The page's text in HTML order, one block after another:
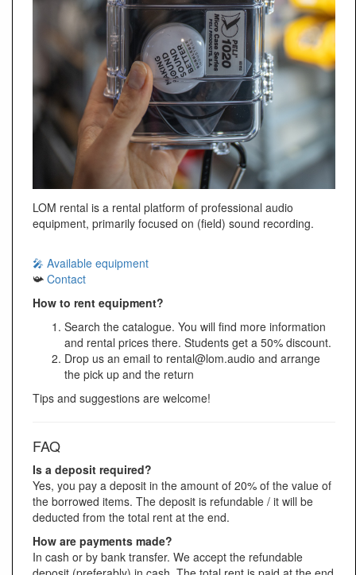
LOM rental is a rental platform of professional audio
equipment, primarily focused on (field) sound recording.
🎤 Available equipment
📯 Contact
How to rent equipment?
Search the catalogue. You will find more information
and rental prices there. Students get a 50% discount.
Drop us an email to rental@lom.audio and arrange
the pick up and the return
Tips and suggestions are welcome!
FAQ
Is a deposit required?
Yes, you pay a deposit in the amount of 20% of the value of
the borrowed items. The deposit is refundable / it will be
deducted from the total rent at the end.
How are payments made?
In cash or by bank transfer. We accept the refundable